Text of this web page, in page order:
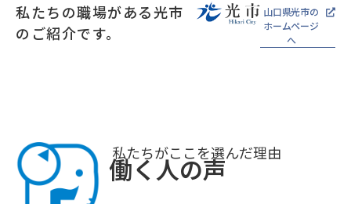
私たちの職場がある光市
のご紹介です。
山口県光市の
ホームページ
へ
私たちがここを選んだ理由
働く人の声